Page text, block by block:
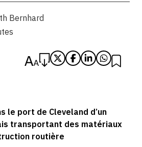
Bernhard
le port de Cleveland d’un
transportant des matériaux
routière